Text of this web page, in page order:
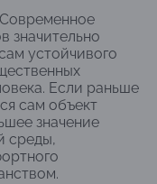
значительно
устойчивого
Если раньше
сам объект
значение
среды,